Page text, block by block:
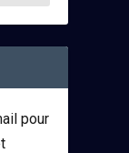
pour